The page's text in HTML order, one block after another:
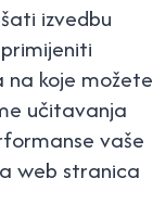
izvedbu
koje možete
učitavanja
vaše
web stranica